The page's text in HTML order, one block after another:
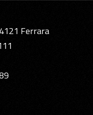
Ferrara